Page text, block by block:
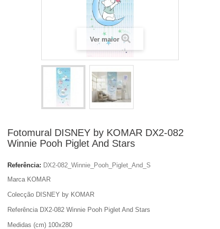
Ver maior
Fotomural DISNEY by KOMAR DX2-082
Winnie Pooh Piglet And Stars
Referência: DX2-082_Winnie_Pooh_Piglet_And_S
Marca KOMAR
Colecção DISNEY by KOMAR
Referência DX2-082 Winnie Pooh Piglet And Stars
Medidas (cm) 100x280